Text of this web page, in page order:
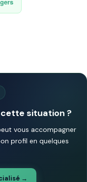
situation ?
vous accompagner
profil en quelques
→